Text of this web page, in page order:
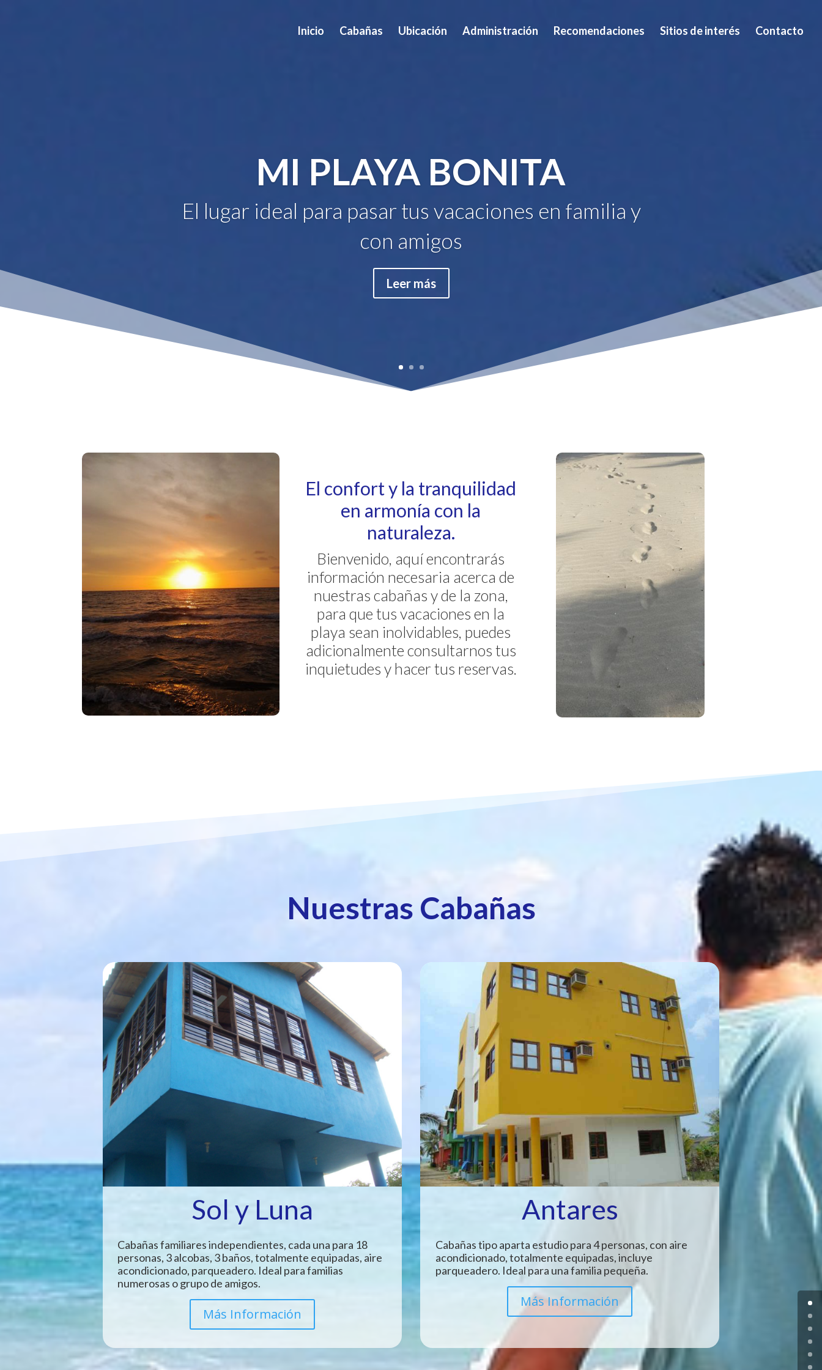
Inicio Cabañas Ubicación Administración Recomendaciones Sitios de interés Contacto
MI PLAYA BONITA
El lugar ideal para pasar tus vacaciones en familia y
con amigos
Leer más
El confort y la tranquilidad
en armonía con la
naturaleza.
Bienvenido, aquí encontrarás
información necesaria acerca de
nuestras cabañas y de la zona,
para que tus vacaciones en la
playa sean inolvidables, puedes
adicionalmente consultarnos tus
inquietudes y hacer tus reservas.
Nuestras Cabañas
Sol y Luna
Cabañas familiares independientes, cada una para 18
personas, 3 alcobas, 3 baños, totalmente equipadas, aire
acondicionado, parqueadero. Ideal para familias
numerosas o grupo de amigos.
Más Información
Antares
Cabañas tipo aparta estudio para 4 personas, con aire
acondicionado, totalmente equipadas, incluye
parqueadero. Ideal para una familia pequeña.
Más Información